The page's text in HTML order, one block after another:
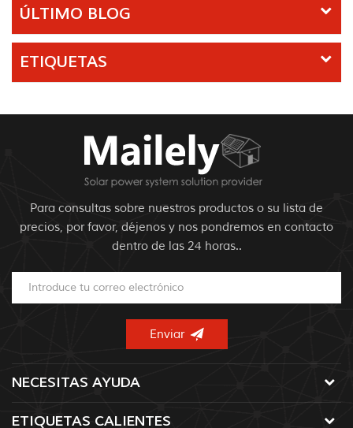
ÚLTIMO BLOG
ETIQUETAS
Para consultas sobre nuestros productos o su lista de
precios, por favor, déjenos y nos pondremos en contacto
dentro de las 24 horas..
NECESITAS AYUDA
ETIQUETAS CALIENTES